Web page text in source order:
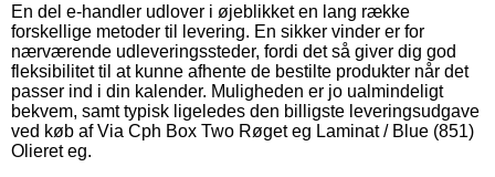
En del e-handler udlover i øjeblikket en lang række
forskellige metoder til levering. En sikker vinder er for
nærværende udleveringssteder, fordi det så giver dig god
fleksibilitet til at kunne afhente de bestilte produkter når det
passer ind i din kalender. Muligheden er jo ualmindeligt
bekvem, samt typisk ligeledes den billigste leveringsudgave
ved køb af Via Cph Box Two Røget eg Laminat / Blue (851)
Olieret eg.